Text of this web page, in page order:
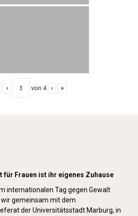
‹ von 4 › »
für Frauen ist ihr eigenes Zuhause
internationalen Tag gegen Gewalt
gemeinsam mit dem
der Universitätsstadt Marburg, in